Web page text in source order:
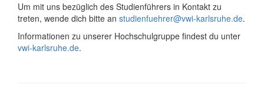
Um mit uns bezüglich des Studienführers in Kontakt zu
treten, wende dich bitte an studienfuehrer@vwi-karlsruhe.de.
Informationen zu unserer Hochschulgruppe findest du unter
vwi-karlsruhe.de.